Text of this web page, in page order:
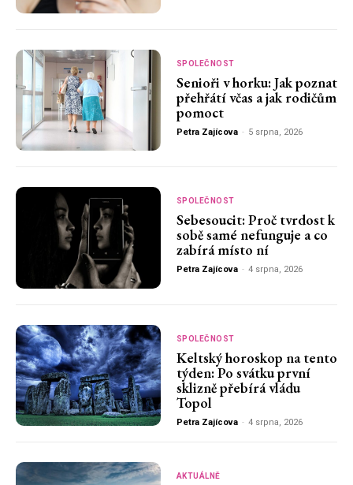
SPOLEČNOST
Senioři v horku: Jak poznat
přehřátí včas a jak rodičům
pomoct
Petra Zajícova - 5 srpna, 2026
SPOLEČNOST
Sebesoucit: Proč tvrdost k
sobě samé nefunguje a co
zabírá místo ní
Petra Zajícova - 4 srpna, 2026
SPOLEČNOST
Keltský horoskop na tento
týden: Po svátku první
sklizně přebírá vládu
Topol
Petra Zajícova - 4 srpna, 2026
AKTUÁLNĚ